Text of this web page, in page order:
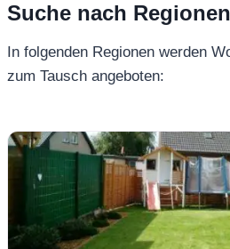
Suche nach
In folgenden Regionen werden
zum Tausch angeboten: